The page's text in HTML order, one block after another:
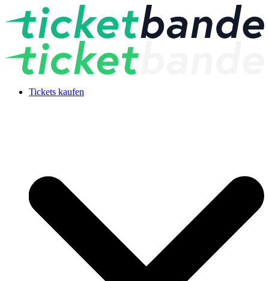
Tickets kaufen